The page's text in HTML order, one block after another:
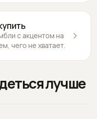
с акцентом на
чего не хватает.
лучше